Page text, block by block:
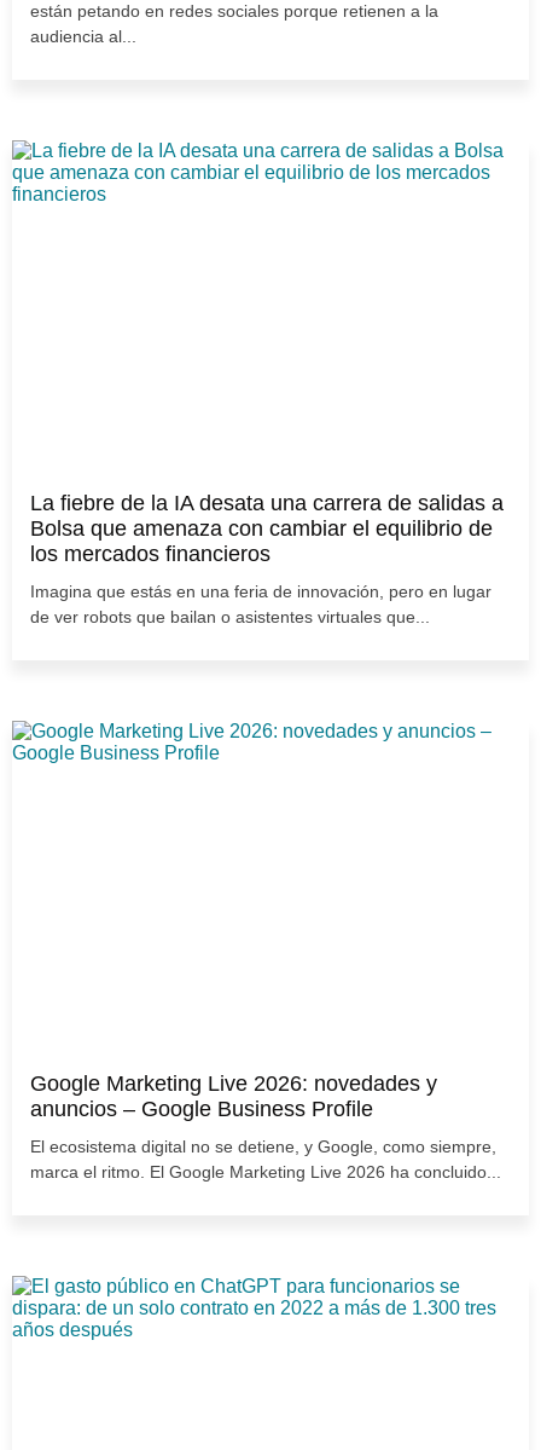
están petando en redes sociales porque retienen a la
audiencia al...
La fiebre de la IA desata una carrera de salidas a
Bolsa que amenaza con cambiar el equilibrio de
los mercados financieros
Imagina que estás en una feria de innovación, pero en lugar
de ver robots que bailan o asistentes virtuales que...
Google Marketing Live 2026: novedades y
anuncios – Google Business Profile
El ecosistema digital no se detiene, y Google, como siempre,
marca el ritmo. El Google Marketing Live 2026 ha concluido...